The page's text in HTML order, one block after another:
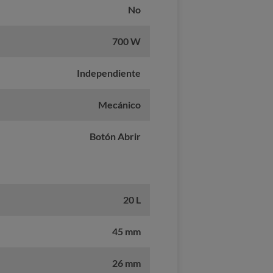
No
700 W
Independiente
Mecánico
Botón Abrir
20 L
45 mm
26 mm